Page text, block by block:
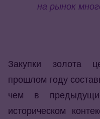
на рынок
Закупки золота
прошлом году
чем в
историческом